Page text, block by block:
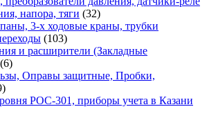
напора, тяги 3232
товара
3-х ходовые краны, трубки
103103
товара
и расширители (Закладные
66
товаров
Оправы защитные, Пробки,
19
товаровРОС-301, приборы учета в Казани